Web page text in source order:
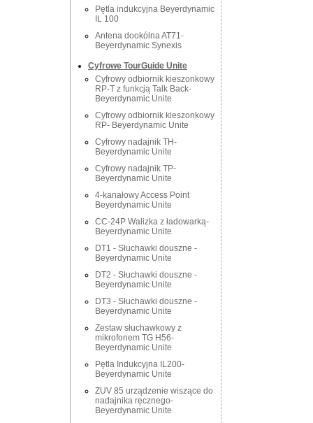
Pętla indukcyjna Beyerdynamic
IL 100
Antena dookólna AT71-
Beyerdynamic Synexis
Cyfrowe TourGuide Unite
Cyfrowy odbiornik kieszonkowy
RP-T z funkcją Talk Back-
Beyerdynamic Unite
Cyfrowy odbiornik kieszonkowy
RP- Beyerdynamic Unite
Cyfrowy nadajnik TH-
Beyerdynamic Unite
Cyfrowy nadajnik TP-
Beyerdynamic Unite
4-kanałowy Access Point
Beyerdynamic Unite
CC-24P Walizka z ładowarką-
Beyerdynamic Unite
DT1 - Słuchawki douszne -
Beyerdynamic Unite
DT2 - Słuchawki douszne -
Beyerdynamic Unite
DT3 - Słuchawki douszne -
Beyerdynamic Unite
Zestaw słuchawkowy z
mikrofonem TG H56-
Beyerdynamic Unite
Pętla Indukcyjna IL200-
Beyerdynamic Unite
ZUV 85 urządzenie wiszące do
nadajnika ręcznego-
Beyerdynamic Unite